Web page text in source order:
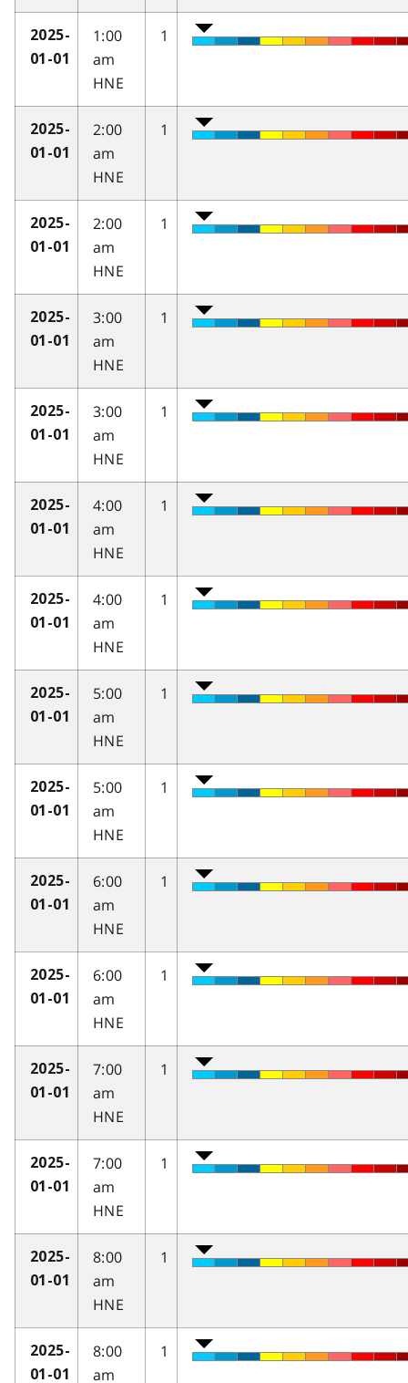
2025-
01-01
1:00
am
HNE
1
2025-
01-01
2:00
am
HNE
1
2025-
01-01
2:00
am
HNE
1
2025-
01-01
3:00
am
HNE
1
2025-
01-01
3:00
am
HNE
1
2025-
01-01
4:00
am
HNE
1
2025-
01-01
4:00
am
HNE
1
2025-
01-01
5:00
am
HNE
1
2025-
01-01
5:00
am
HNE
1
2025-
01-01
6:00
am
HNE
1
2025-
01-01
6:00
am
HNE
1
2025-
01-01
7:00
am
HNE
1
2025-
01-01
7:00
am
HNE
1
2025-
01-01
8:00
am
HNE
1
2025-
01-01
8:00
am
1